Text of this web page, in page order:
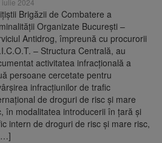
lor pe cauțiune în
examenul de
unice în toată țara,
regulile pentru
de unică
UE se aplică din 12
iulie 2024
Brigăzii de Combatere a
Organizate București –
Antidrog, împreună cu procurorii
– Structura Centrală, au
activitatea infracțională a
persoane cercetate pentru
infracțiunilor de trafic
de droguri de risc și mare
în modalitatea introducerii în țară și
intern de droguri de risc și mare risc,